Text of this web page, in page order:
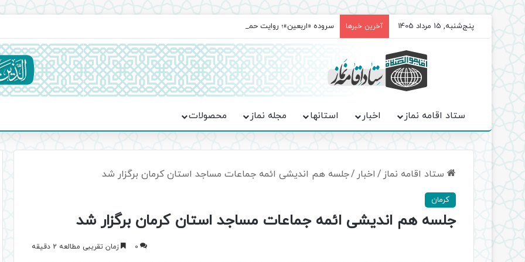
پنج‌شنبه, 15 مرداد 1405 آخرین خبرها سروده‌ «اربعین»؛ روایت حماسه، استقامت و تمدن‌سازی امت اسلامی
ستاد اقامه نماز اخبار استانها مجله نماز محصولات
ستاد اقامه نماز / اخبار /جلسه هم اندیشی ائمه جماعات مساجد استان کرمان برگزار شد
کرمان
جلسه هم اندیشی ائمه جماعات مساجد استان کرمان برگزار شد
0 زمان تقریبی مطالعه 2 دقیقه